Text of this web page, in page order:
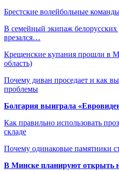
Брестские волейбольные
В семейный экипаж
врезался…
Крещенские купания прошли в
область)
Почему диван проседает и как
проблемы
Болгария выиграла
Как правильно использовать
складе
Почему одинаковые памятники
В Минске планируют открыть